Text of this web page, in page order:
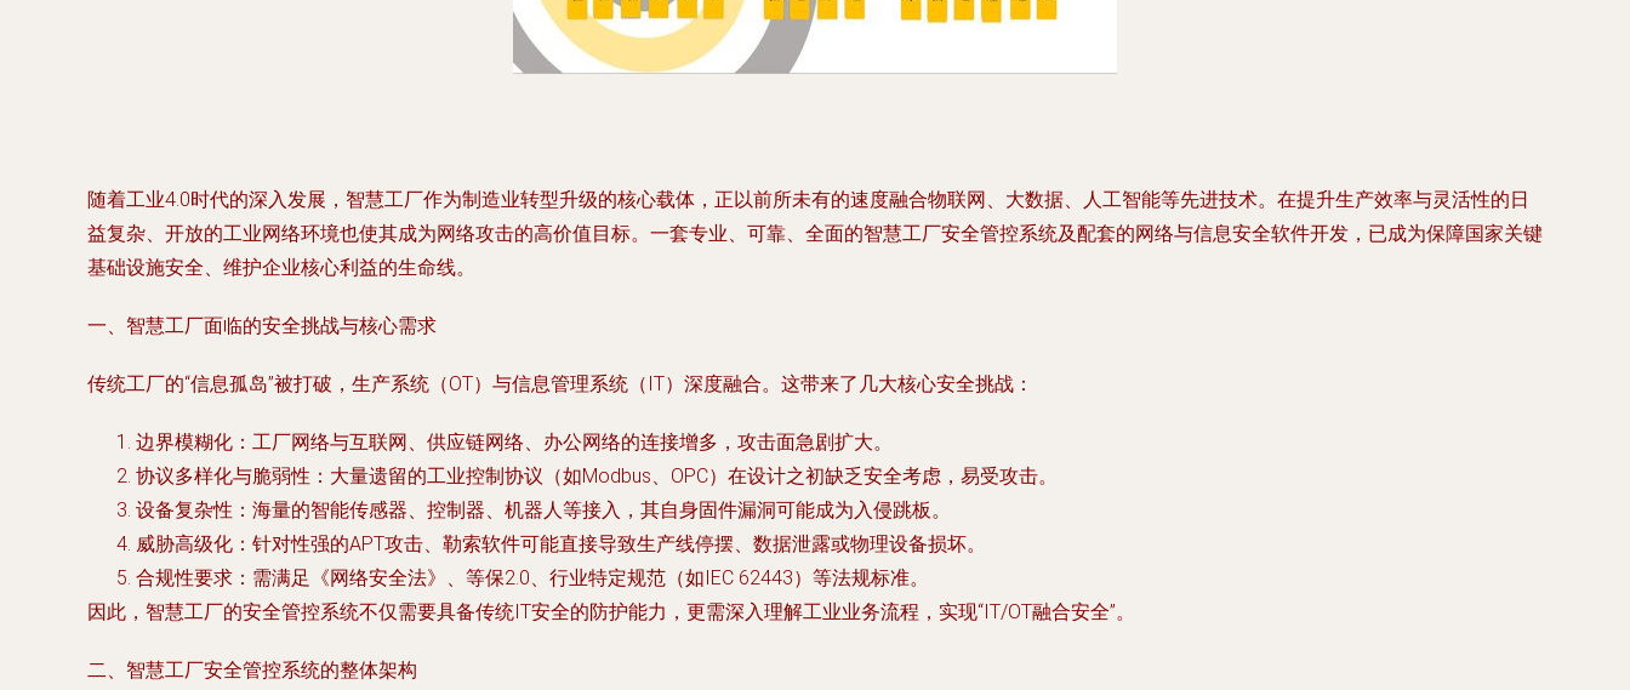
随着工业4.0时代的深入发展，智慧工厂作为制造业转型升级的核心载体，正以前所未有的速度融合物联网、大数据、人工智能等先进技术。在提升生产效率与灵活性的日
益复杂、开放的工业网络环境也使其成为网络攻击的高价值目标。一套专业、可靠、全面的智慧工厂安全管控系统及配套的网络与信息安全软件开发，已成为保障国家关键
基础设施安全、维护企业核心利益的生命线。
一、智慧工厂面临的安全挑战与核心需求
传统工厂的“信息孤岛”被打破，生产系统（OT）与信息管理系统（IT）深度融合。这带来了几大核心安全挑战：
边界模糊化 ：工厂网络与互联网、供应链网络、办公网络的连接增多，攻击面急剧扩大。
协议多样化与脆弱性 ：大量遗留的工业控制协议（如Modbus、OPC）在设计之初缺乏安全考虑，易受攻击。
设备复杂性 ：海量的智能传感器、控制器、机器人等接入，其自身固件漏洞可能成为入侵跳板。
威胁高级化 ：针对性强的APT攻击、勒索软件可能直接导致生产线停摆、数据泄露或物理设备损坏。
合规性要求 ：需满足《网络安全法》、等保2.0、行业特定规范（如IEC 62443）等法规标准。
因此，智慧工厂的安全管控系统不仅需要具备传统IT安全的防护能力，更需深入理解工业业务流程，实现“IT/OT融合安全”。
二、智慧工厂安全管控系统的整体架构